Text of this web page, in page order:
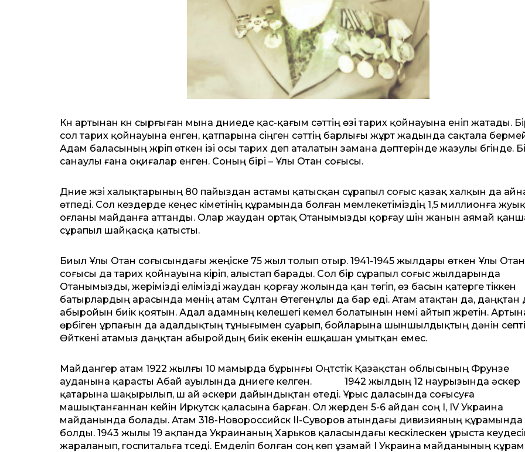
Күн артынан күн сырғыған мына дүниеде қас-қағым сәттің өзі тарих қойнауына еніп жатады.
сол тарих қойнауына енген, қатпарына сіңген сәттің барлығы жұрт жадында сақтала
Адам баласының жүріп өткен ізі осы тарих деп аталатын замана дәптерінде жазулы бүгінде.
санаулы ғана оқиғалар енген. Соның бірі – Ұлы Отан соғысы.
Дүние жүзі халықтарының 80 пайыздан астамы қатысқан сұрапыл соғыс қазақ халқын да
өтпеді. Сол кездерде кеңес үкіметінің құрамында болған мемлекетіміздің 1,5 миллионға жуық
оғланы майданға аттанды. Олар жаудан ортақ Отанымызды қорғау үшін жанын аямай
сұрапыл шайқасқа қатысты.
Биыл Ұлы Отан соғысындағы жеңіске 75 жыл толып отыр. 1941-1945 жылдары өткен Ұлы Отан
соғысы да тарих қойнауына кіріп, алыстап барады. Сол бір сұрапыл соғыс жылдарында
Отанымызды, жерімізді елімізді жаудан қорғау жолында қан төгіп, өз басын қатерге тіккен
батырлардың арасында менің атам Сұлтан Өтегенұлы да бар еді. Атам атақтан да, даңқтан
абыройын биік қоятын. Адал адамның келешегі кемел болатынын үнемі айтып жүретін.
өрбіген ұрпағын да адалдықтың тұнығымен суарып, бойларына шыншылдықтың дәнін
Өйткені атамыз даңқтан абыройдың биік екенін ешқашан ұмытқан емес.
Майдангер атам 1922 жылғы 10 мамырда бұрынғы Оңтүстік Қазақстан облысының Фрунзе
ауданына қарасты Абай ауылында дүниеге келген. 1942 жылдың 12 наурызында әскер
қатарына шақырылып, үш ай әскери дайындықтан өтеді. Ұрыс даласында соғысуға
машықтанғаннан кейін Иркутск қаласына барған. Ол жерден 5-6 айдан соң І, ІV Украина
майданында болады. Атам 318-Новороссийск ІІ-Суворов атындағы дивизияның құрамында
болды. 1943 жылы 19 ақпанда Украинаның Харьков қаласындағы кескілескен ұрыста
жараланып, госпитальға түседі. Емделіп болған соң көп ұзамай І Украина майданының